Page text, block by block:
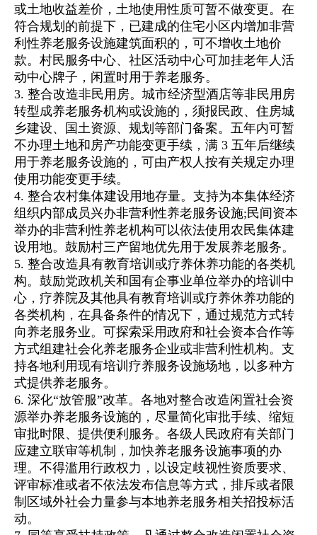
或土地收益差价，土地使用性质可暂不做变更。在
符合规划的前提下，已建成的住宅小区内增加非营
利性养老服务设施建筑面积的，可不增收土地价
款。村民服务中心、社区活动中心可加挂老年人活
动中心牌子，闲置时用于养老服务。
3. 整合改造非民用房。城市经济型酒店等非民用房
转型成养老服务机构或设施的，须报民政、住房城
乡建设、国土资源、规划等部门备案。五年内可暂
不办理土地和房产功能变更手续，满 3 五年后继续
用于养老服务设施的，可由产权人按有关规定办理
使用功能变更手续。
4. 整合农村集体建设用地存量。支持为本集体经济
组织内部成员兴办非营利性养老服务设施;民间资本
举办的非营利性养老机构可以依法使用农民集体建
设用地。鼓励村三产留地优先用于发展养老服务。
5. 整合改造具有教育培训或疗养休养功能的各类机
构。鼓励党政机关和国有企事业单位举办的培训中
心，疗养院及其他具有教育培训或疗养休养功能的
各类机构，在具备条件的情况下，通过规范方式转
向养老服务业。可探索采用政府和社会资本合作等
方式组建社会化养老服务企业或非营利性机构。支
持各地利用现有培训疗养服务设施场地，以多种方
式提供养老服务。
6. 深化“放管服”改革。各地对整合改造闲置社会资
源举办养老服务设施的，尽量简化审批手续、缩短
审批时限、提供便利服务。各级人民政府有关部门
应建立联审等机制，加快养老服务设施事项的办
理。不得滥用行政权力，以设定歧视性资质要求、
评审标准或者不依法发布信息等方式，排斥或者限
制区域外社会力量参与本地养老服务相关招投标活
动。